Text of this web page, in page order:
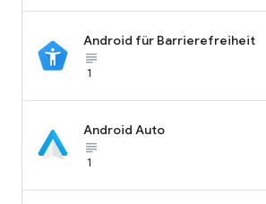
Android für Barrierefreiheit
subject_black
1
Android Auto
subject_black
1